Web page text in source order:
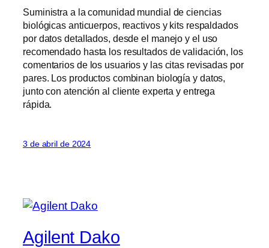
Suministra a la comunidad mundial de ciencias
biológicas anticuerpos, reactivos y kits respaldados
por datos detallados, desde el manejo y el uso
recomendado hasta los resultados de validación, los
comentarios de los usuarios y las citas revisadas por
pares. Los productos combinan biología y datos,
junto con atención al cliente experta y entrega
rápida.
3 de abril de 2024
Agilent Dako